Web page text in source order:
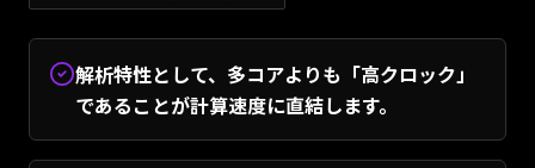
解析特性として、多コアよりも「高クロック」
であることが計算速度に直結します。